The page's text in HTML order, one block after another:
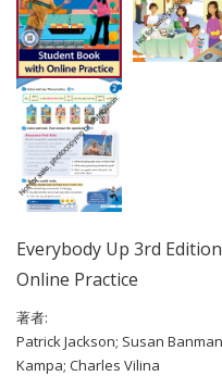
Everybody Up 3rd
Online Practice
著者:
Patrick Jackson; Susan
Kampa; Charles Vilina